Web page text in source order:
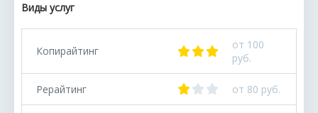
Виды услуг
Копирайтинг
от 100
руб.
Рерайтинг от 80 руб.